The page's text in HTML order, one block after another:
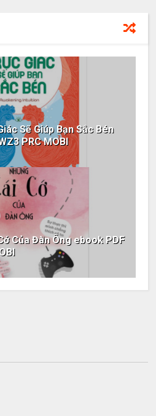
Sẽ Giúp Bạn Sắc Bén
PRC MOBI
Của Đàn Ông ebook PDF